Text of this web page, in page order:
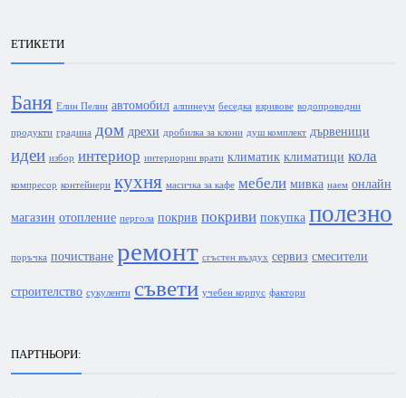
ЕТИКЕТИ
Баня Елин Пелин автомобил алпинеум беседка взривове водопроводни
продукти градина дом дрехи дробилка за клони душ комплект дървеници
идеи избор интериор интериорни врати климатик климатици кола
компресор контейнери кухня масичка за кафе мебели мивка наем онлайн
магазин отопление пергола покрив покриви покупка полезно
поръчка почистване ремонт сгъстен въздух сервиз смесители
строителство сукуленти съвети учебен корпус фактори
ПАРТНЬОРИ: